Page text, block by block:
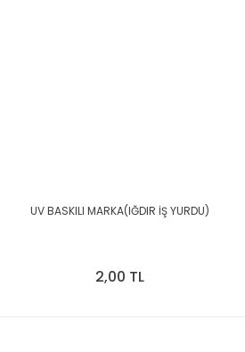
UV BASKILI MARKA(IĞDIR İŞ YURDU)
2,00 TL